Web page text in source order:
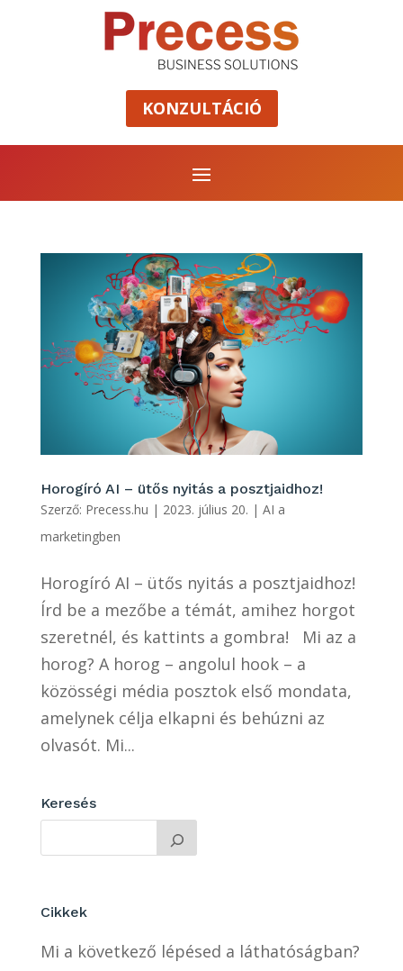
KONZULTÁCIÓ
Horogíró AI – ütős nyitás a posztjaidhoz!
Szerző: Precess.hu | 2023. július 20. | AI a
marketingben
Horogíró AI – ütős nyitás a posztjaidhoz!
Írd be a mezőbe a témát, amihez horgot
szeretnél, és kattints a gombra! Mi az a
horog? A horog – angolul hook – a
közösségi média posztok első mondata,
amelynek célja elkapni és behúzni az
olvasót. Mi...
Keresés
Cikkek
Mi a következő lépésed a láthatóságban?